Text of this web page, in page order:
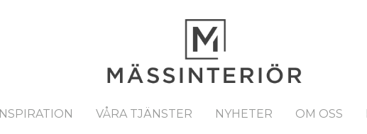
INSPIRATION VÅRA TJÄNSTER NYHETER OM OSS